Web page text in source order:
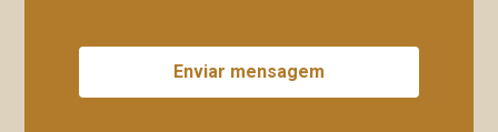
Enviar mensagem